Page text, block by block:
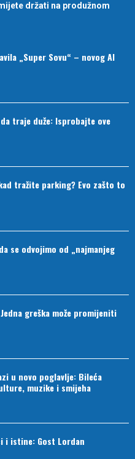
držati na produžnom
„Super Sovu“ – novog AI
da traje duže: Isprobajte ove
tražite parking? Evo zašto to
se odvojimo od „najmanjeg
greška može promijeniti
u novo poglavlje: Bileća
muzike i smijeha
i istine: Gost Lordan